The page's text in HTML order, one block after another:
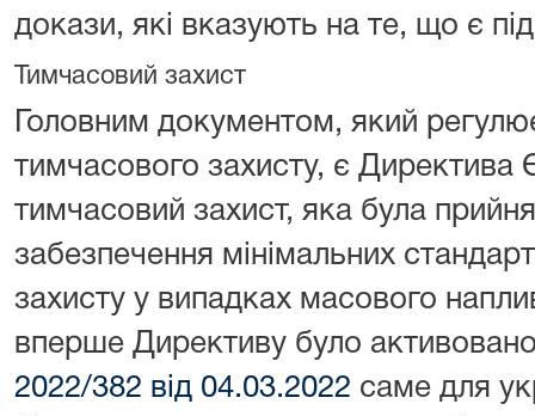
докази, які вказують на те, що є
Тимчасовий захист
Головним документом, який
тимчасового захисту, є
тимчасовий захист, яка була
забезпечення мінімальних
захисту у випадках масового
вперше Директиву було
2022/382 від 04.03.2022 саме для